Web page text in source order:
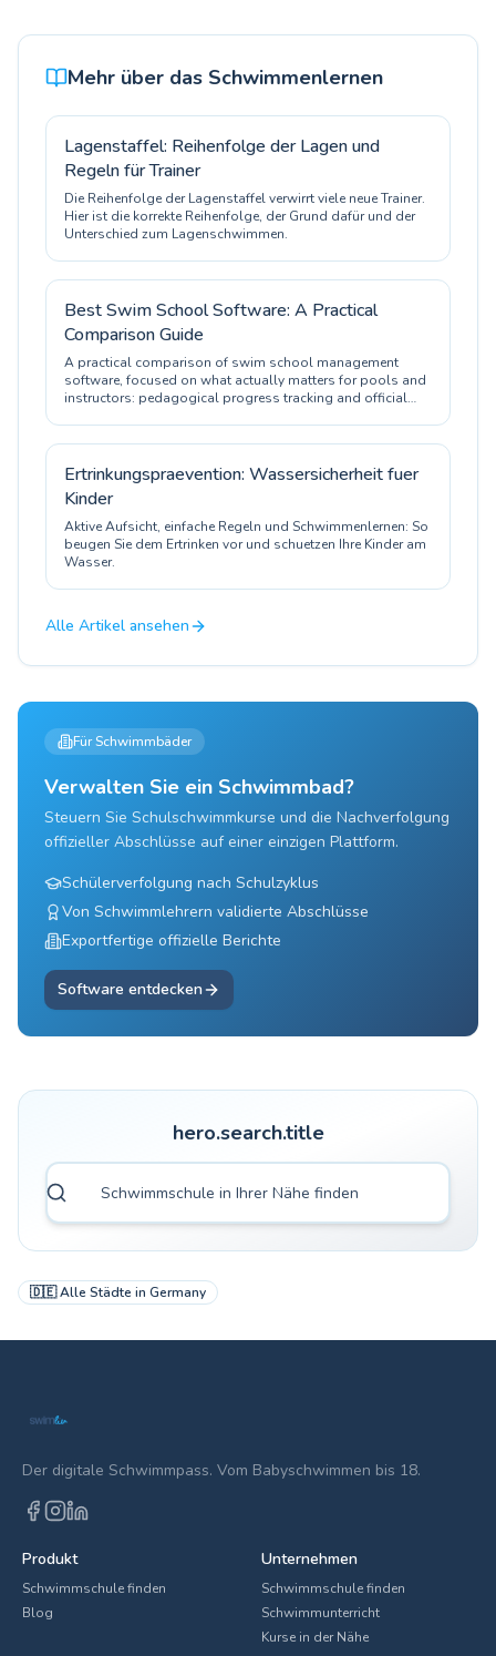
Mehr über das Schwimmenlernen
Lagenstaffel: Reihenfolge der Lagen und
Regeln für Trainer
Die Reihenfolge der Lagenstaffel verwirrt viele neue Trainer.
Hier ist die korrekte Reihenfolge, der Grund dafür und der
Unterschied zum Lagenschwimmen.
Best Swim School Software: A Practical
Comparison Guide
A practical comparison of swim school management
software, focused on what actually matters for pools and
instructors: pedagogical progress tracking and official
Ertrinkungspraevention: Wassersicherheit fuer
Kinder
Aktive Aufsicht, einfache Regeln und Schwimmenlernen: So
beugen Sie dem Ertrinken vor und schuetzen Ihre Kinder am
Wasser.
Alle Artikel ansehen
Für Schwimmbäder
Verwalten Sie ein Schwimmbad?
Steuern Sie Schulschwimmkurse und die Nachverfolgung
offizieller Abschlüsse auf einer einzigen Plattform.
Schülerverfolgung nach Schulzyklus
Von Schwimmlehrern validierte Abschlüsse
Exportfertige offizielle Berichte
Software entdecken
hero.search.title
🇩🇪Alle Städte in Germany
Der digitale Schwimmpass. Vom Babyschwimmen bis 18.
Produkt
Schwimmschule finden
Blog
Unternehmen
Schwimmschule finden
Schwimmunterricht
Kurse in der Nähe